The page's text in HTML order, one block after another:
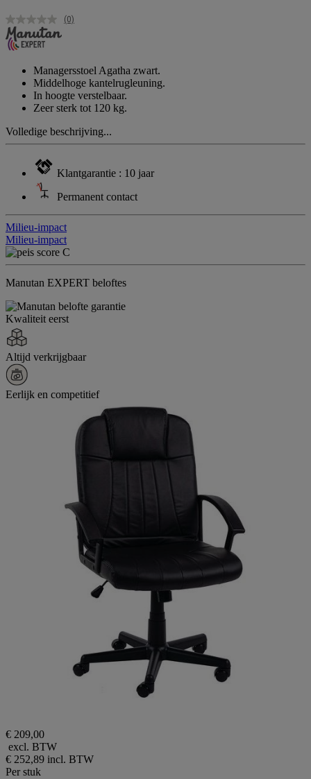
Geen
(0)
Managersstoel Agatha zwart.
Middelhoge kantelrugleuning.
In hoogte verstelbaar.
Zeer sterk tot 120 kg.
Volledige beschrijving...
Klantgarantie : 10 jaar
Permanent contact
Milieu-impact
Milieu-impact
Manutan EXPERT beloftes
Kwaliteit eerst
Altijd verkrijgbaar
Eerlijk en competitief
€ 209,00
excl. BTW
€ 252,89 incl. BTW
Per stuk